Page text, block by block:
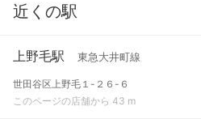
近くの駅
上野毛駅 東急大井町線
世田谷区上野毛１-２６-６
このページの店舗から 43 m